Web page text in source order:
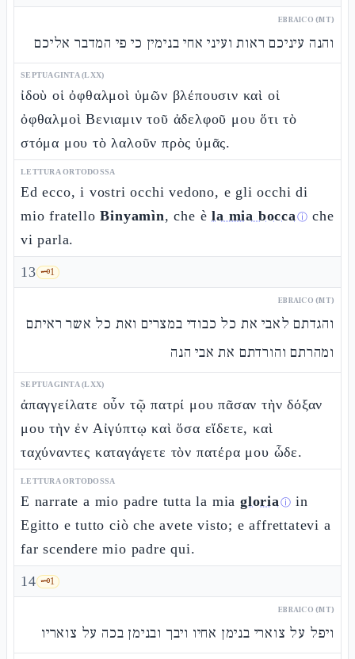
EBRAICO (MT)
והנה עיניכם ראות ועיני אחי בנימין כי פי המדבר אליכם
SEPTUAGINTA (LXX)
ἰδοὺ οἱ ὀφθαλμοὶ ὑμῶν βλέπουσιν καὶ οἱ
ὀφθαλμοὶ Βενιαμιν τοῦ ἀδελφοῦ μου ὅτι τὸ
στόμα μου τὸ λαλοῦν πρὸς ὑμᾶς.
LETTURA ORTODOSSA
Ed ecco, i vostri occhi vedono, e gli occhi di
mio fratelloBinyamìn, che èla mia boccaⓘ che
vi parla.
13 🗝️1
EBRAICO (MT)
והגדתם לאבי את כל כבודי במצרים ואת כל אשר ראיתם
ומהרתם והורדתם את אבי הנה
SEPTUAGINTA (LXX)
ἀπαγγείλατε οὖν τῷ πατρί μου πᾶσαν τὴν δόξαν
μου τὴν ἐν Αἰγύπτῳ καὶ ὅσα εἴδετε, καὶ
ταχύναντες καταγάγετε τὸν πατέρα μου ὧδε.
LETTURA ORTODOSSA
E narrate a mio padre tutta la mia gloriaⓘ in
Egitto e tutto ciò che avete visto; e affrettatevi a
far scendere mio padre qui.
14 🗝️1
EBRAICO (MT)
ויפל על צוארי בנימן אחיו ויבך ובנימן בכה על צואריו